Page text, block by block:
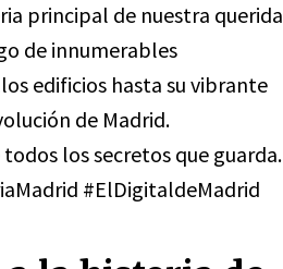
principal de nuestra querida
de innumerables
edificios hasta su vibrante
de Madrid.
los secretos que guarda.
#ElDigitaldeMadrid